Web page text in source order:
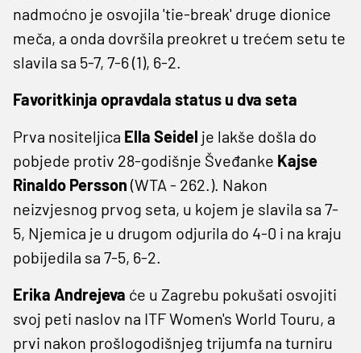
nadmoćno je osvojila 'tie-break' druge dionice
meča, a onda dovršila preokret u trećem setu te
slavila sa 5-7, 7-6 (1), 6-2.
Favoritkinja opravdala status u dva seta
Prva nositeljica Ella Seidel je lakše došla do
pobjede protiv 28-godišnje Šveđanke Kajse
Rinaldo Persson (WTA - 262.). Nakon
neizvjesnog prvog seta, u kojem je slavila sa 7-
5, Njemica je u drugom odjurila do 4-0 i na kraju
pobijedila sa 7-5, 6-2.
Erika Andrejeva će u Zagrebu pokušati osvojiti
svoj peti naslov na ITF Women's World Touru, a
prvi nakon prošlogodišnjeg trijumfa na turniru